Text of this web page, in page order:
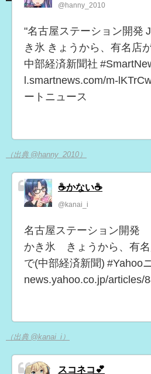
@hanny_2010
"名古屋ステーション開発
き氷 きょうから、有名店
中部経済新聞社
l.smartnews.com/m-
ートニュース
（出典 @hanny_2010）
☕かない☕
@kanai_i
名古屋ステーション開発
かき氷 きょうから、有名
で(中部経済新聞) #Yahoo
news.yahoo.co.jp/articles/
（出典 @kanai_i）
スコネコ💕